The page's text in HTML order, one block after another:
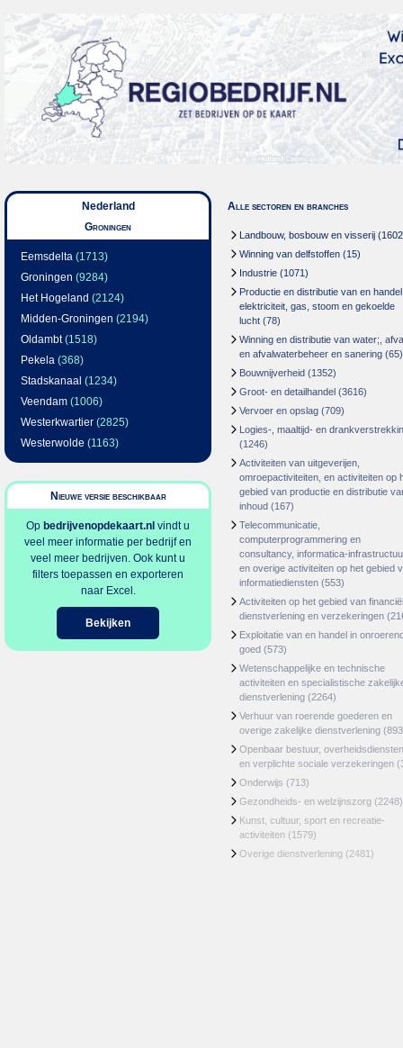
Nederland
Groningen
Eemsdelta (1713)
Groningen (9284)
Het Hogeland (2124)
Midden-Groningen (2194)
Oldambt(1518)
Pekela (368)
Stadskanaal (1234)
Veendam (1006)
Westerkwartier (2825)
Westerwolde (1163)
Nieuwe versie beschikbaar
Op bedrijvenopdekaart.nl vindt u
veel meer informatie per bedrijf en
veel meer bedrijven. Ook kunt u
filters toepassen en exporteren
naar Excel.
Bekijken
Alle sectoren en branches
Landbouw, bosbouw en visserij
Winning van delfstoffen (15)
Industrie (1071)
Productie en distributie van en
elektriciteit, gas, stoom en gekoelde
lucht (78)
Winning en distributie van water;,
en afvalwaterbeheer en sanering (65)
Bouwnijverheid (1352)
Groot- en detailhandel (3616)
Vervoer en opslag (709)
Logies-, maaltijd- en
(1246)
Activiteiten van uitgeverijen,
omroepactiviteiten, en activiteiten op
gebied van productie en distributie
inhoud (167)
Telecommunicatie,
computerprogrammering en
consultancy, informatica-
en overige activiteiten op het gebied
informatiediensten (553)
Activiteiten op het gebied van
dienstverlening en verzekeringen
Exploitatie van en handel in
goed (573)
Wetenschappelijke en technische
activiteiten en specialistische
dienstverlening (2264)
Verhuur van roerende goederen en
overige zakelijke dienstverlening
Openbaar bestuur, overheidsdiensten
en verplichte sociale verzekeringen
Onderwijs (713)
Gezondheids- en welzijnszorg (2248)
Kunst, cultuur, sport en recreatie-
activiteiten (1579)
Overige dienstverlening (2481)